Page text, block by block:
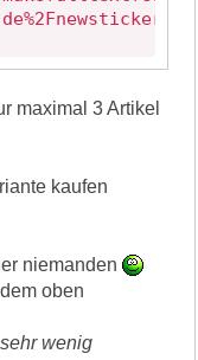
maximal 3 Artikel
kaufen
niemanden
oben
sehr wenig